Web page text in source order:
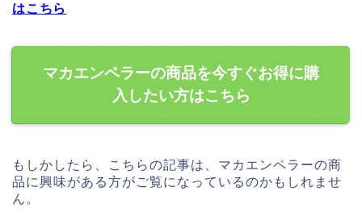
はこちら
マカエンペラーの商品を今すぐお得に購
入したい方はこちら
もしかしたら、こちらの記事は、マカエンペラーの商
品に興味がある方がご覧になっているのかもしれませ
ん。